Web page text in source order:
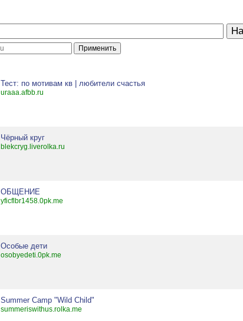
Тест: по мотивам кв | любители счастья
uraaa.afbb.ru
Чёрный круг
blekcryg.liverolka.ru
ОБЩЕНИЕ
yficflbr1458.0pk.me
Особые дети
osobyedeti.0pk.me
Summer Camp "Wild Child"
summeriswithus.rolka.me